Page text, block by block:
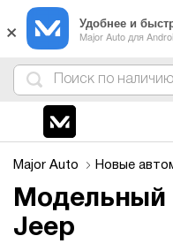
4
1
3
2
Major Auto Новые
Модельный
Jeep
× Удобнее и
Major Auto для